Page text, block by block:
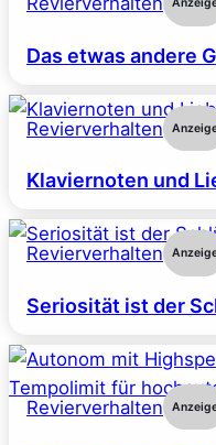
Das etwas andere
Revierverhalten
Klaviernoten und
Revierverhalten
Seriosität ist der
Revierverhalten